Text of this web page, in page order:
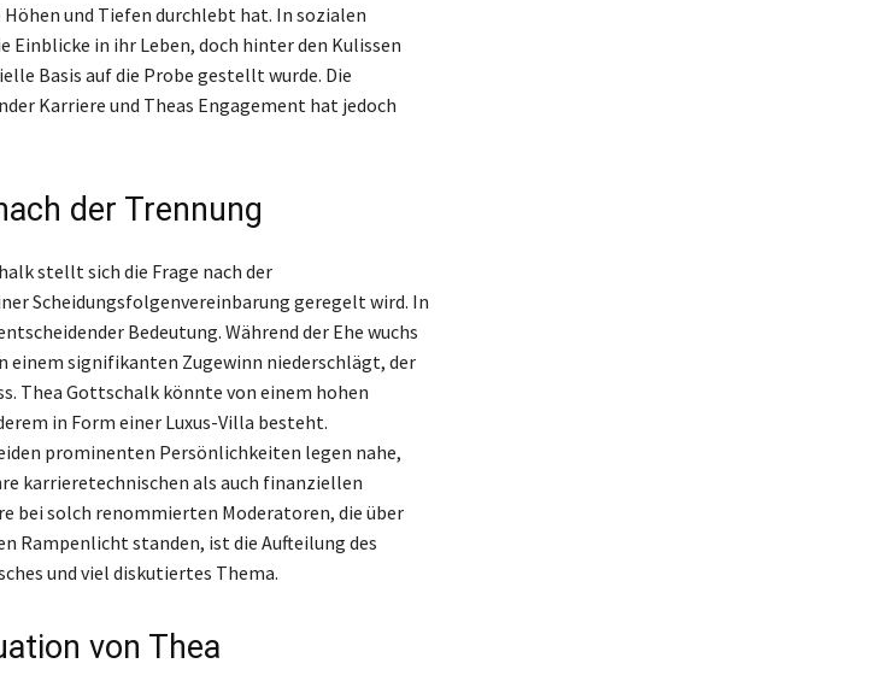
und Tiefen durchlebt hat. In sozialen
Einblicke in ihr Leben, doch hinter den Kulissen
Basis auf die Probe gestellt wurde. Die
Karriere und Theas Engagement hat jedoch
der Trennung
stellt sich die Frage nach der
Scheidungsfolgenvereinbarung geregelt wird. In
Bedeutung. Während der Ehe wuchs
einem signifikanten Zugewinn niederschlägt, der
Thea Gottschalk könnte von einem hohen
in Form einer Luxus-Villa besteht.
prominenten Persönlichkeiten legen nahe,
karrieretechnischen als auch finanziellen
bei solch renommierten Moderatoren, die über
Rampenlicht standen, ist die Aufteilung des
und viel diskutiertes Thema.
von Thea